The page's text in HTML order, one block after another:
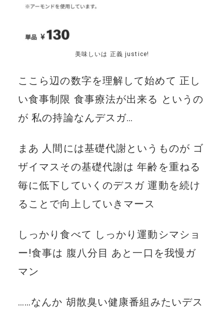
美味しいは 正義 justice!
ここら辺の数字を理解して始めて 正し
い食事制限 食事療法が出来る というの
が 私の持論なんデスガ…
まあ 人間には基礎代謝というものが ゴ
ザイマスその基礎代謝は 年齢を重ねる
毎に低下していくのデスガ 運動を続け
ることで向上していきマース
しっかり食べて しっかり運動シマショ
ー!食事は 腹八分目 あと一口を我慢ガ
マン
……なんか 胡散臭い健康番組みたいデス